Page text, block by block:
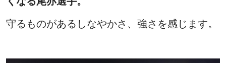
守るものがあるしなやかさ、強さを感じます。